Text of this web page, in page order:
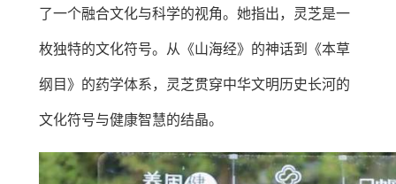
了一个融合文化与科学的视角。她指出，灵芝是一
枚独特的文化符号。从《山海经》的神话到《本草
纲目》的药学体系，灵芝贯穿中华文明历史长河的
文化符号与健康智慧的结晶。